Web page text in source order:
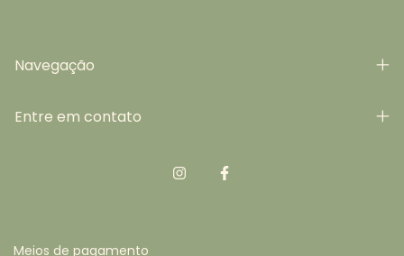
Navegação
Entre em contato
Meios de pagamento